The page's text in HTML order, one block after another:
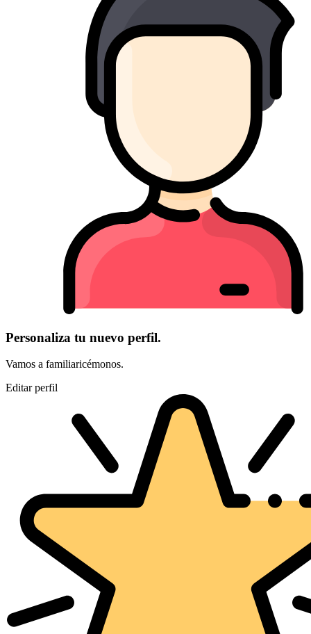
Personaliza tu nuevo perfil.
Vamos a familiaricémonos.
Editar perfil